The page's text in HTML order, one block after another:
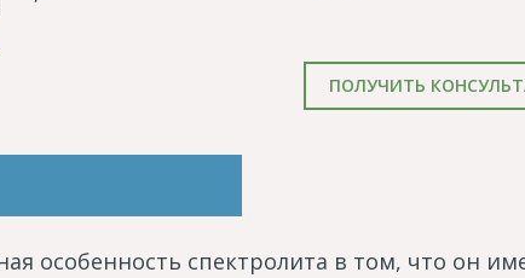
ПОЛУЧИТЬ
особенность спектролита в том, что он